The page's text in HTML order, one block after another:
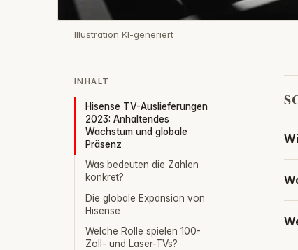
Illustration KI-generiert
INHALT
Hisense TV-Auslieferungen
2023: Anhaltendes
Wachstum und globale
Präsenz
Was bedeuten die Zahlen
konkret?
Die globale Expansion von
Hisense
Welche Rolle spielen 100-
Zoll- und Laser-TVs?